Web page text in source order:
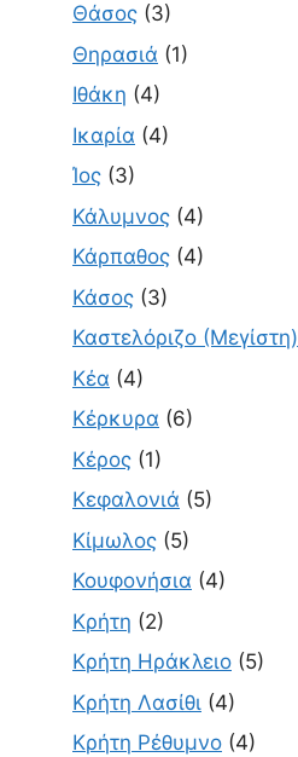
Θάσος (3)
Θηρασιά (1)
Ιθάκη (4)
Ικαρία (4)
Ίος (3)
Κάλυμνος (4)
Κάρπαθος (4)
Κάσος (3)
Καστελόριζο (Μεγίστη)
Κέα (4)
Κέρκυρα (6)
Κέρος (1)
Κεφαλονιά (5)
Κίμωλος (5)
Κουφονήσια (4)
Κρήτη (2)
Κρήτη Ηράκλειο (5)
Κρήτη Λασίθι (4)
Κρήτη Ρέθυμνο (4)